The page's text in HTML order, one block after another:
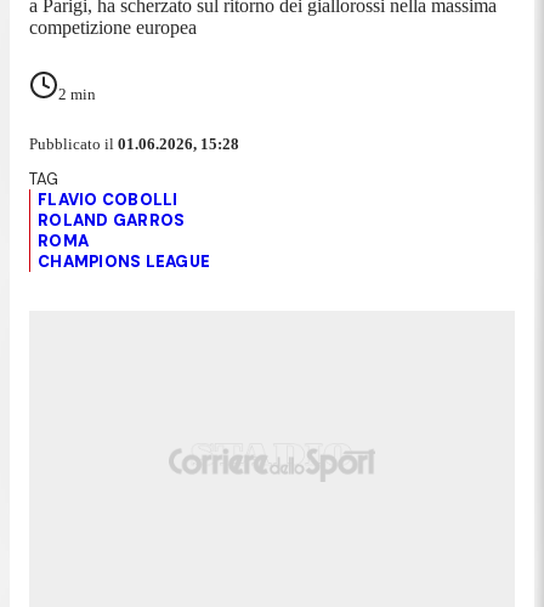
a Parigi, ha scherzato sul ritorno dei giallorossi nella massima
competizione europea
2 min
Pubblicato il 01.06.2026, 15:28
FLAVIO COBOLLI
ROLAND GARROS
ROMA
CHAMPIONS LEAGUE